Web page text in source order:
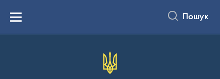
вмістуMenu Пошук